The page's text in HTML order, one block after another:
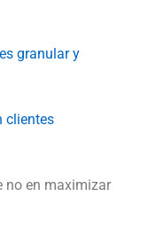
granular y
clientes
no en maximizar